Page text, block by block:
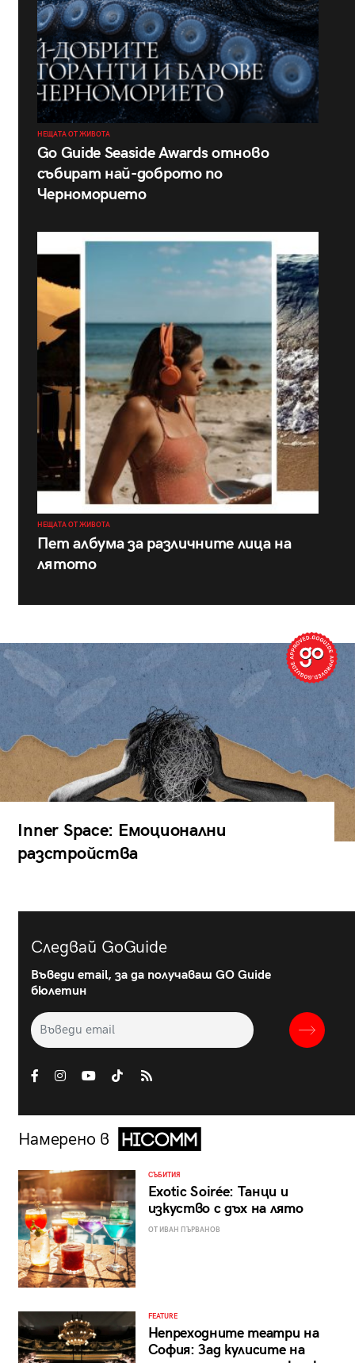
НЕЩАТА ОТ ЖИВОТА
Go Guide Seaside Awards отново
събират най-доброто по
Черноморието
НЕЩАТА ОТ ЖИВОТА
Пет албума за различните лица на
лятото
Inner Space: Емоционални
разстройства
Следвай GoGuide
Въведи email, за да получаваш GO Guide
бюлетин
Намерено в
СЪБИТИЯ
Exotic Soirée: Танци и
изкуство с дъх на лято
ОТ ИВАН ПЪРВАНОВ
FEATURE
Непреходните театри на
София: Зад кулисите на